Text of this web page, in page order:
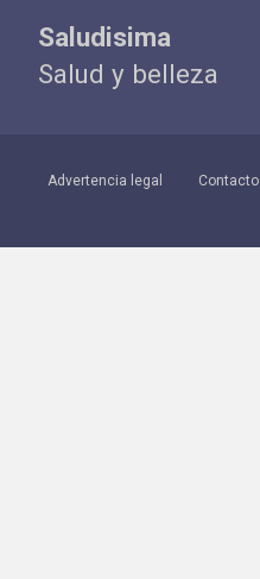
Saludisima
Salud y belleza
Advertencia legal Contacto